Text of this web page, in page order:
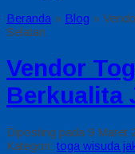
Beranda » Blog »
Selatan
Vendor
Berkualita
Diposting pada 9 Maret
Kategori: toga wisuda